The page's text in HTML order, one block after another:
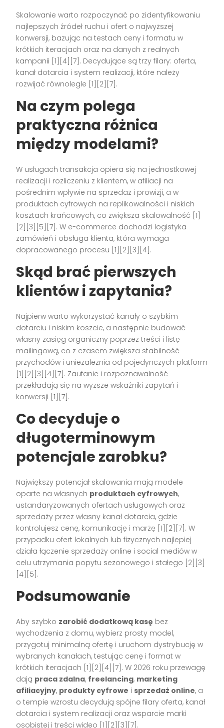
Skalowanie warto rozpoczynać po zidentyfikowaniu
najlepszych źródeł ruchu i ofert o najwyższej
konwersji, bazując na testach ceny i formatu w
krótkich iteracjach oraz na danych z realnych
kampanii [1][4][7]. Decydujące są trzy filary: oferta,
kanał dotarcia i system realizacji, które należy
rozwijać równolegle [1][2][7].
Na czym polega
praktyczna różnica
między modelami?
W usługach transakcja opiera się na jednostkowej
realizacji i rozliczeniu z klientem, w afiliacji na
pośrednim wpływie na sprzedaż i prowizji, a w
produktach cyfrowych na replikowalności i niskich
kosztach krańcowych, co zwiększa skalowalność [1]
[2][3][5][7]. W e-commerce dochodzi logistyka
zamówień i obsługa klienta, która wymaga
dopracowanego procesu [1][2][3][4].
Skąd brać pierwszych
klientów i zapytania?
Najpierw warto wykorzystać kanały o szybkim
dotarciu i niskim koszcie, a następnie budować
własny zasięg organiczny poprzez treści i listę
mailingową, co z czasem zwiększa stabilność
przychodów i uniezależnia od pojedynczych platform
[1][2][3][4][7]. Zaufanie i rozpoznawalność
przekładają się na wyższe wskaźniki zapytań i
konwersji [1][7].
Co decyduje o
długoterminowym
potencjale zarobku?
Największy potencjał skalowania mają modele
oparte na własnych produktach cyfrowych,
ustandaryzowanych ofertach usługowych oraz
sprzedaży przez własny kanał dotarcia, gdzie
kontrolujesz cenę, komunikację i marżę [1][2][7]. W
przypadku ofert lokalnych lub fizycznych najlepiej
działa łączenie sprzedaży online i social mediów w
celu utrzymania popytu sezonowego i stałego [2][3]
[4][5].
Podsumowanie
Aby szybko zarobić dodatkową kasę bez
wychodzenia z domu, wybierz prosty model,
przygotuj minimalną ofertę i uruchom dystrybucję w
wybranych kanałach, testując cenę i format w
krótkich iteracjach [1][2][4][7]. W 2026 roku przewagę
dają praca zdalna, freelancing, marketing
afiliacyjny, produkty cyfrowe i sprzedaż online, a
o tempie wzrostu decydują spójne filary oferta, kanał
dotarcia i system realizacji oraz wsparcie marki
osobistej i treści wideo [1][2][3][7].